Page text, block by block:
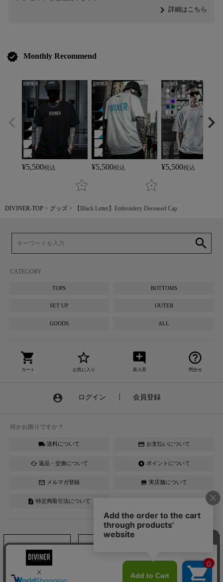
navigate_next詳細はこちら
verified Monthly Recommend
¥5,500税込 ¥5,500税込 ¥5,500税込
DIVINER-TOP グッズ 【Black Letter】Embroidery Deceased Cap
search
CATEGORY
TOPS BOTTOMS
SET UP OUTER
GOODS ALL
shopping_cart
カート
star_border
お気に入り
add_comment
新入荷
help_outline
問合せ
account_circle ログイン 会員登録
何かお困りですか？
local_shipping 送料について credit_card お支払いについて
cached 返品・交換について offline_bolt ポイントについて
mail_outline メルマガ登録 store 実店舗について
description 特定商取引法について
Instagram YouTube